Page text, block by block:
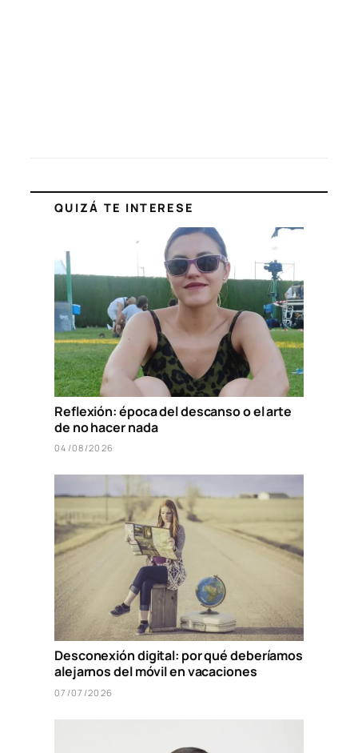
QUIZÁ TE INTERESE
Reflexión: época del descanso o el arte
de no hacer nada
04/08/2026
Desconexión digital: por qué deberíamos
alejarnos del móvil en vacaciones
07/07/2026